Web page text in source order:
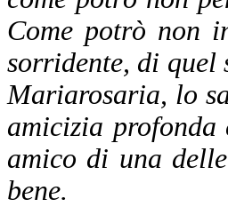
Come potrò non
sorridente, di quel
Mariarosaria, lo
amicizia profonda
amico di una
bene.